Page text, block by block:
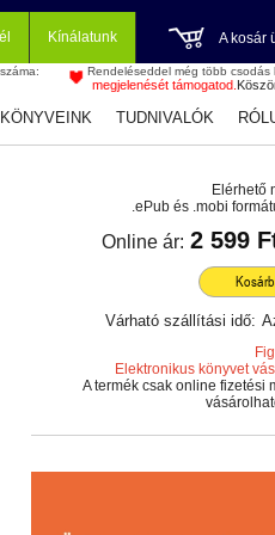
Kínálatunk A kosár
Rendeléseddel még több csodás
megjelenését támogatod.
TUDNIVALÓK
Elérhető
.ePub és .mobi
Online ár: 2 599
Várható szállítási idő:
Elektronikus könyvet
A termék csak online fizetési